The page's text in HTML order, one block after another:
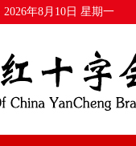
2026年8月10日 星期一